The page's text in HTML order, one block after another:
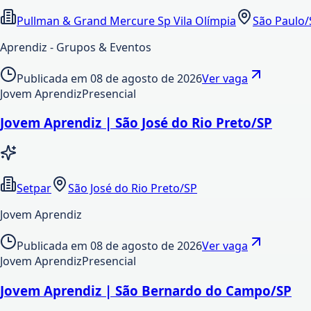
Pullman & Grand Mercure Sp Vila Olímpia
São Paulo/
Aprendiz - Grupos & Eventos
Publicada em 08 de agosto de 2026Ver vaga
Jovem AprendizPresencial
Jovem Aprendiz | São José do Rio Preto/SP
Setpar
São José do Rio Preto/SP
Jovem Aprendiz
Publicada em 08 de agosto de 2026Ver vaga
Jovem AprendizPresencial
Jovem Aprendiz | São Bernardo do Campo/SP